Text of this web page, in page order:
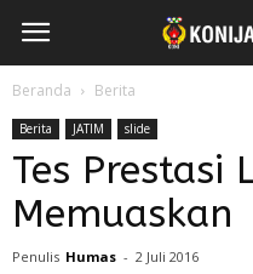
Beranda Berita
Berita JATIM slide
Tes Prestasi
Memuaskan
Penulis Humas - 2 Juli 2016